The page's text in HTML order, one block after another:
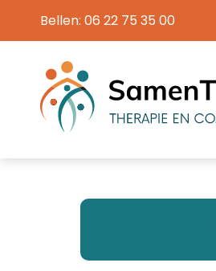
Bellen: 06 22 75 35 00